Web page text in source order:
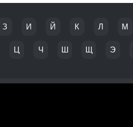
З И Й К Л М
Ц Ч Ш Щ Э